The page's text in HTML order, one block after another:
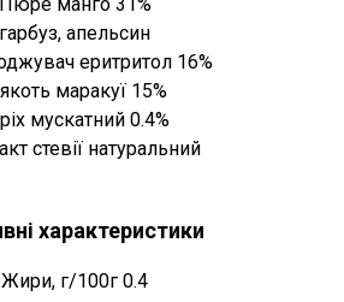
гарбуз, апельсин
еритритол 16%
маракуї 15%
мускатний 0.4%
стевії натуральний
характеристики
Жири, г/100г 0.4